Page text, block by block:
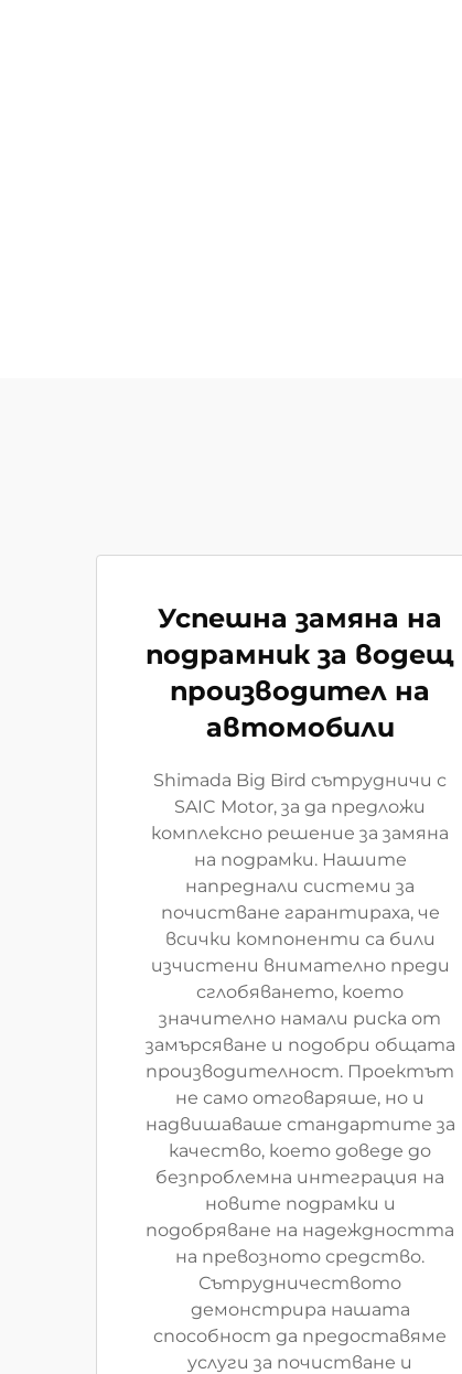
Успешна замяна на
подрамник за водещ
производител на
автомобили
Shimada Big Bird сътрудничи с
SAIC Motor, за да предложи
комплексно решение за замяна
на подрамки. Нашите
напреднали системи за
почистване гарантираха, че
всички компоненти са били
изчистени внимателно преди
сглобяването, което
значително намали риска от
замърсяване и подобри общата
производителност. Проектът
не само отговаряше, но и
надвишаваше стандартите за
качество, което доведе до
безпроблемна интеграция на
новите подрамки и
подобряване на надеждността
на превозното средство.
Сътрудничеството
демонстрира нашата
способност да предоставяме
услуги за почистване и